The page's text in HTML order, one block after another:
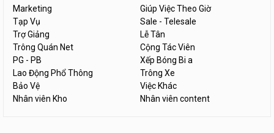
Marketing
Giúp Việc Theo Giờ
Tạp Vụ
Sale - Telesale
Trợ Giảng
Lễ Tân
Trông Quán Net
Cộng Tác Viên
PG - PB
Xếp Bóng Bi a
Lao Động Phổ Thông
Trông Xe
Bảo Vệ
Việc Khác
Nhân viên Kho
Nhân viên content